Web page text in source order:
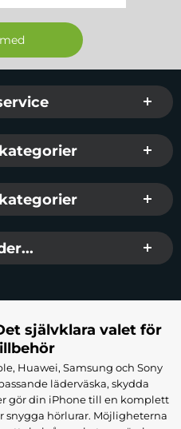
och länkar
självklara valet för
Huawei, Samsung och Sony
läderväska, skydda
gör din iPhone till en komplett
hörlurar. Möjligheterna